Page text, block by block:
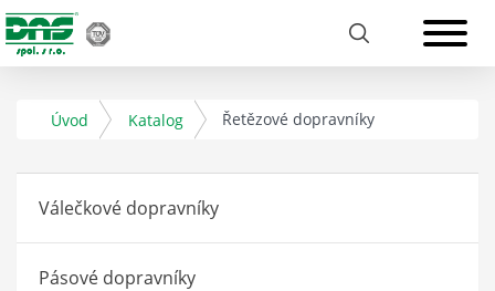
Úvod Katalog Řetězové dopravníky
Válečkové dopravníky
Pásové dopravníky